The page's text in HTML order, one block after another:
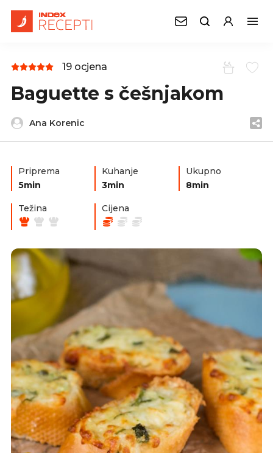
19 ocjena
Baguette s češnjakom
Ana Korenic
Priprema
5min
Kuhanje
3min
Ukupno
8min
Težina Cijena